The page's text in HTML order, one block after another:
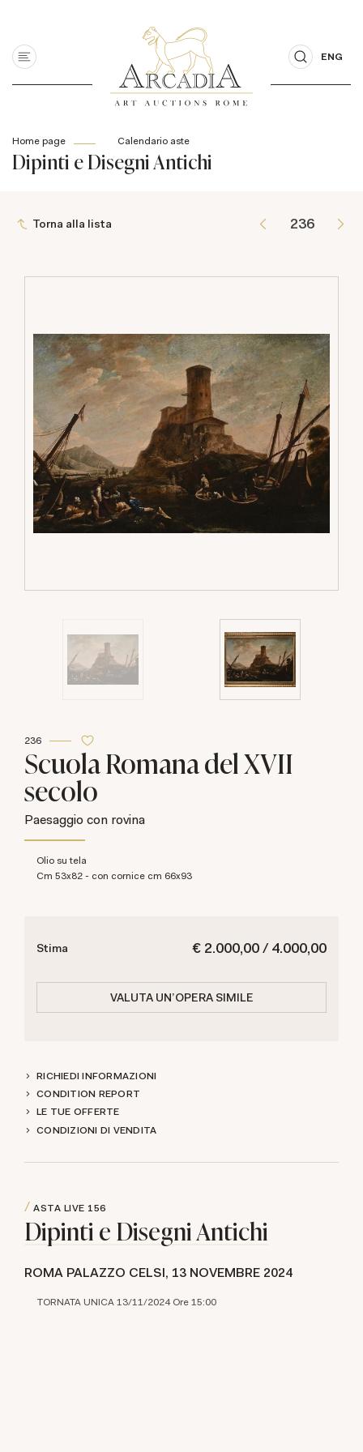
ENG
Home page Calendario aste
Dipinti e Disegni Antichi
Torna alla lista
236
Scuola Romana del XVII
secolo
Paesaggio con rovina
olio su tela
cm 53x82 - con cornice cm 66x93
€ 2.000,00 / 4.000,00
Stima
VALUTA UN'OPERA SIMILE
RICHIEDI INFORMAZIONI
CONDITION REPORT
LE TUE OFFERTE
CONDIZIONI DI VENDITA
ASTA LIVE 156
Dipinti e Disegni Antichi
ROMA PALAZZO CELSI, 13 NOVEMBRE 2024
TORNATA UNICA 13/11/2024 Ore 15:00